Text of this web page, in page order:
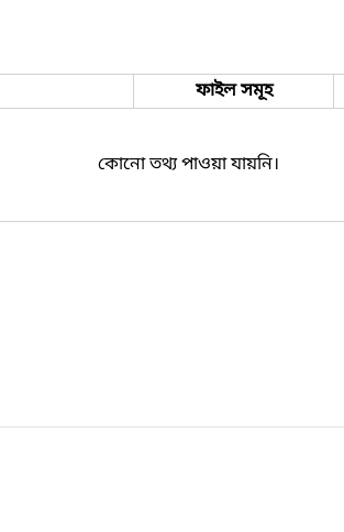
ফাইল সমূহ
কোনো তথ্য পাওয়া যায়নি।